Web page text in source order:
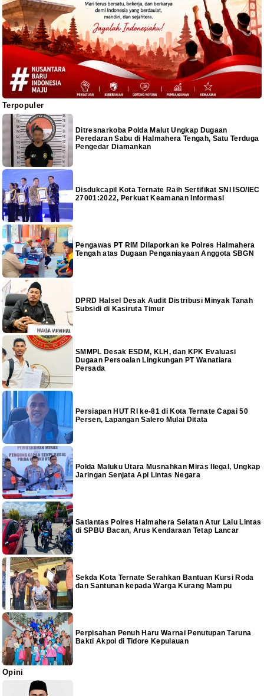
Terpopuler
Ditresnarkoba Polda Malut Ungkap Dugaan
Peredaran Sabu di Halmahera Tengah, Satu Terduga
Pengedar Diamankan
Disdukcapil Kota Ternate Raih Sertifikat SNI ISO/IEC
27001:2022, Perkuat Keamanan Informasi
Pengawas PT RIM Dilaporkan ke Polres Halmahera
Tengah atas Dugaan Penganiayaan Anggota SBGN
DPRD Halsel Desak Audit Distribusi Minyak Tanah
Subsidi di Kasiruta Timur
SMMPL Desak ESDM, KLH, dan KPK Evaluasi
Dugaan Persoalan Lingkungan PT Wanatiara
Persada
Persiapan HUT RI ke-81 di Kota Ternate Capai 50
Persen, Lapangan Salero Mulai Ditata
Polda Maluku Utara Musnahkan Miras Ilegal, Ungkap
Jaringan Senjata Api Lintas Negara
Satlantas Polres Halmahera Selatan Atur Lalu Lintas
di SPBU Bacan, Arus Kendaraan Tetap Lancar
Sekda Kota Ternate Serahkan Bantuan Kursi Roda
dan Santunan kepada Warga Kurang Mampu
Perpisahan Penuh Haru Warnai Penutupan Taruna
Bakti Akpol di Tidore Kepulauan
Opini